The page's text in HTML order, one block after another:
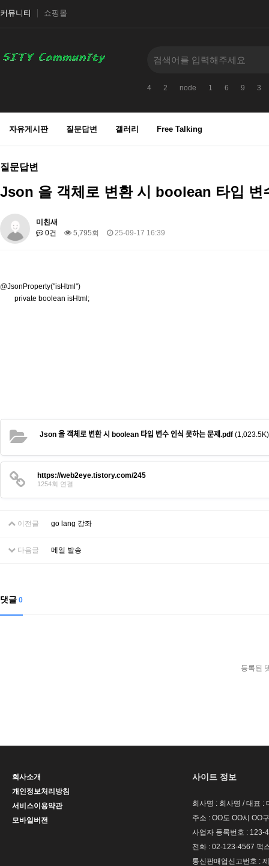
커뮤니티 쇼핑몰
4 2 node 1 6 9 3
자유게시판 질문답변 갤러리 Free Talking
질문답변
Json 을 객체로 변환 시 boolean 타입 변
미친새
0건
5,795회 25-09-17 16:39
@JsonProperty("isHtml")
private boolean isHtml;
Json 을 객체로 변환 시 boolean 타입 변수 인식 못하는 문제.pdf (1,023.5K)
https://web2eye.tistory.com/245
1254회 연결
이전글 go lang 강좌
다음글 메일 발송
댓글 0
등록된
회사소개
개인정보처리방침
서비스이용약관
모바일버전
사이트 정보
회사명 : 회사명 / 대표 :
주소 : OO도 OO시 OO
사업자 등록번호 : 123-
전화 : 02-123-4567 팩
통신판매업신고번호 :